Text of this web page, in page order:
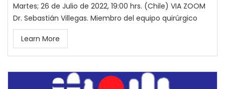
Martes; 26 de Julio de 2022, 19:00 hrs. (Chile) VIA ZOOM
Dr. Sebastián Villegas. Miembro del equipo quirúrgico
Learn More